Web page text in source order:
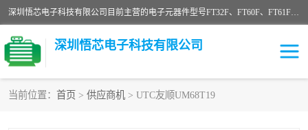
深圳悟芯电子科技有限公司目前主营的电子元器件型号FT32F、FT60F、FT61F、FT62F、FT64F、FT61FC、MCU EEPROM MOS LDO 稳压管 触摸IC DC-DC AC-DC 协议IC等，广泛应用于LED射灯、LED日光灯、等诸多领域。
深圳悟芯电子科技有限公司
当前位置： 首页 > 供应商机 > UTC友顺UM68T19